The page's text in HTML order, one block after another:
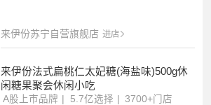
来伊份苏宁自营旗舰店 进店
来伊份法式扁桃仁太妃糖(海盐味)500g休
闲糖果聚会休闲小吃
A股上市品牌 5.7亿选择 3700+门店